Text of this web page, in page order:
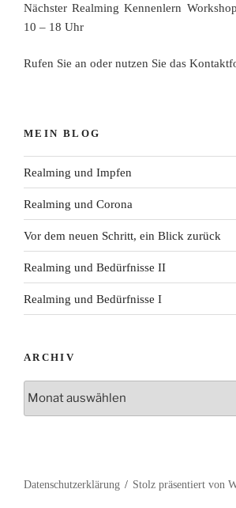
Nächster Realming Kennenlern
10 – 18 Uhr
Rufen Sie an oder nutzen Sie das
MEIN BLOG
Realming und Impfen
Realming und Corona
Vor dem neuen Schritt, ein Blick zurück
Realming und Bedürfnisse II
Realming und Bedürfnisse I
ARCHIV
Datenschutzerklärung Stolz präsentiert von